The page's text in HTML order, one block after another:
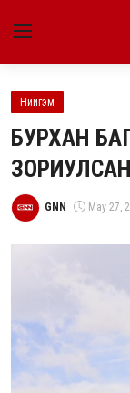
Улс төр
Нийгэм
Энтертайнмент
People
Нийгэм
БУРХАН
GNN May 27,